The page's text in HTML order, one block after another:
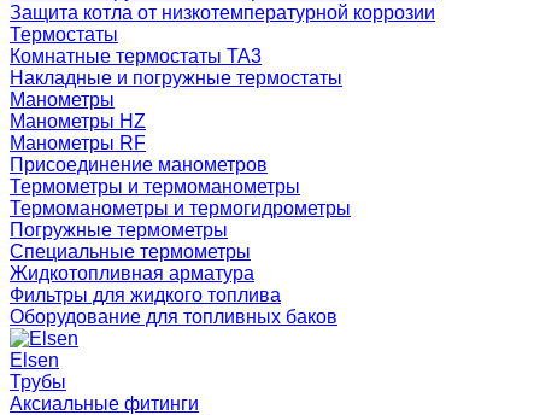
Защита котла от низкотемпературной коррозии
Термостаты
Комнатные термостаты TA3
Накладные и погружные термостаты
Манометры
Манометры HZ
Манометры RF
Присоединение манометров
Термометры и термоманометры
Термоманометры и термогидрометры
Погружные термометры
Специальные термометры
Жидкотопливная арматура
Фильтры для жидкого топлива
Оборудование для топливных баков
Elsen
Трубы
Аксиальные фитинги